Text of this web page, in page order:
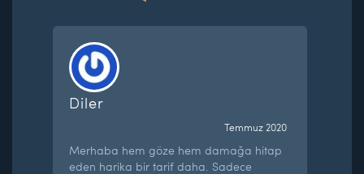
Diler
Temmuz 2020
Merhaba hem göze hem damağa hitap
eden harika bir tarif daha. Sadece